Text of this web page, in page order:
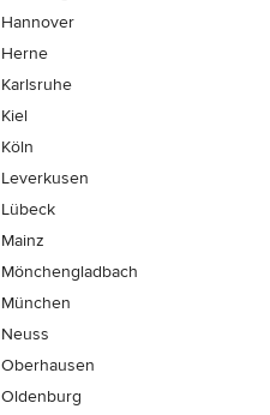
Hannover
Herne
Karlsruhe
Kiel
Köln
Leverkusen
Lübeck
Mainz
Mönchen­gladbach
München
Neuss
Oberhausen
Oldenburg